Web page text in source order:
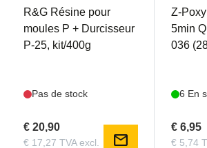
R&G Résine pour
moules P + Durcisseur
P-25, kit/400g
Pas de stock
€ 20,90
€ 17,27 TVA excl. mail
Z-
5min
036
6 En
€ 6,95
€ 5,74